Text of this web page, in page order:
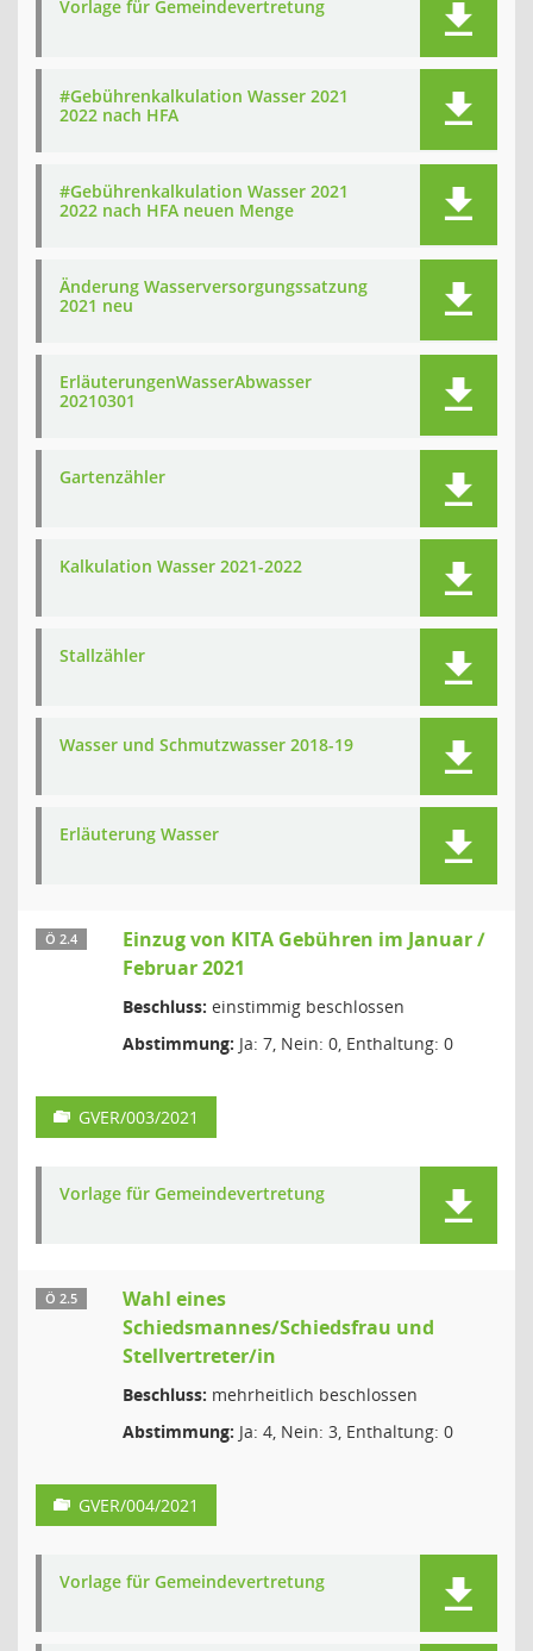
Vorlage für Gemeindevertretung
#Gebührenkalkulation Wasser 2021
2022 nach HFA
#Gebührenkalkulation Wasser 2021
2022 nach HFA neuen Menge
Änderung Wasserversorgungssatzung
2021 neu
ErläuterungenWasserAbwasser
20210301
Gartenzähler
Kalkulation Wasser 2021-2022
Stallzähler
Wasser und Schmutzwasser 2018-19
Erläuterung Wasser
Ö 2.4
Einzug von KITA Gebühren im Januar /
Februar 2021
Beschluss: einstimmig beschlossen
Abstimmung: Ja: 7, Nein: 0, Enthaltung: 0
GVER/003/2021
Vorlage für Gemeindevertretung
Ö 2.5
Wahl eines
Schiedsmannes/Schiedsfrau und
Stellvertreter/in
Beschluss: mehrheitlich beschlossen
Abstimmung: Ja: 4, Nein: 3, Enthaltung: 0
GVER/004/2021
Vorlage für Gemeindevertretung